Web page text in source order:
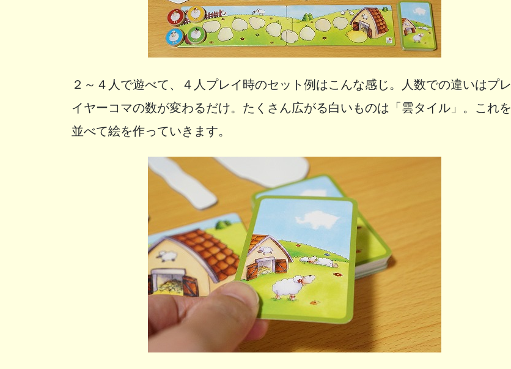
２～４人で遊べて、４人プレイ時のセット例はこんな感じ。人数での違いはプレ
イヤーコマの数が変わるだけ。たくさん広がる白いものは「雲タイル」。これを
並べて絵を作っていきます。